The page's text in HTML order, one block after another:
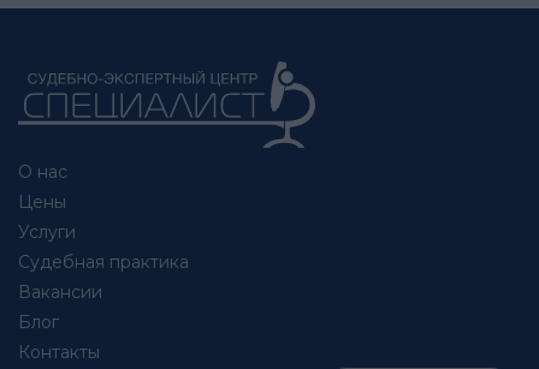
О нас
Цены
Услуги
Судебная практика
Вакансии
Блог
Контакты